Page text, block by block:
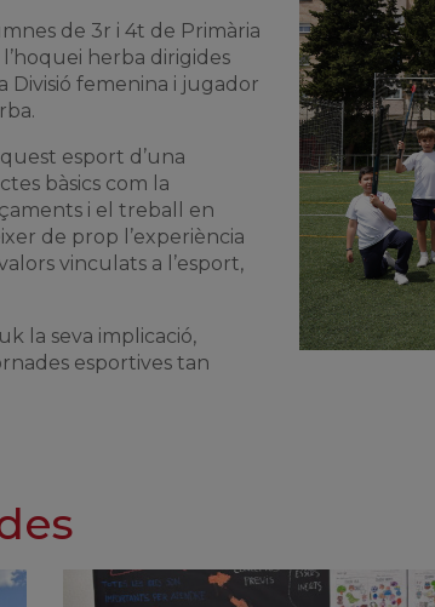
de 3r i 4t de Primària
l’hoquei herba dirigides
femenina i jugador
esport d’una
bàsics com la
i el treball en
de prop l’experiència
vinculats a l’esport,
la seva implicació,
esportives tan